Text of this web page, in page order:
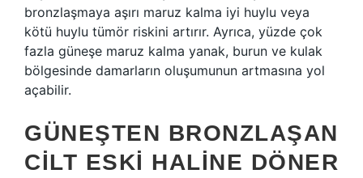
bronzlaşmaya aşırı maruz kalma iyi huylu veya
kötü huylu tümör riskini artırır. Ayrıca, yüzde çok
fazla güneşe maruz kalma yanak, burun ve kulak
bölgesinde damarların oluşumunun artmasına yol
açabilir.
GÜNEŞTEN BRONZLAŞAN
CILT ESKI HALINE DÖNER